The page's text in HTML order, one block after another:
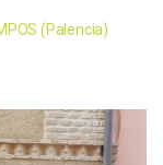
(Palencia)